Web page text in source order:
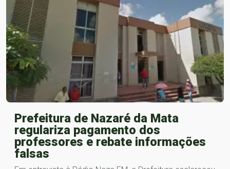
Prefeitura de Nazaré da Mata
regulariza pagamento dos
professores e rebate informações
falsas